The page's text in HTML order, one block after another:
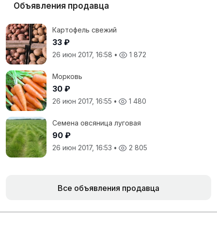
Объявления продавца
Картофель свежий
33 ₽
26 июн 2017, 16:58 • 1 872
Морковь
30 ₽
26 июн 2017, 16:55 • 1 480
Семена овсяница луговая
90 ₽
26 июн 2017, 16:53 • 2 805
Все объявления продавца